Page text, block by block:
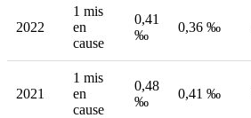
2022
1 mis
en
cause
0,41
‰
0,36 ‰
2021
1 mis
en
cause
0,48
‰
0,41 ‰